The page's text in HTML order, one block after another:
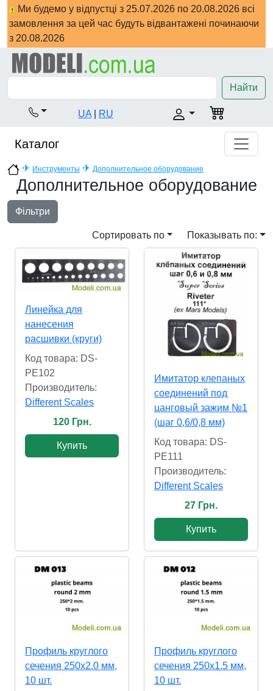
Ми будемо у відпустці з 25.07.2026 по 20.08.2026 всі
замовлення за цей час будуть відвантажені починаючи
з 20.08.2026
Найти
UA RU
Каталог
✈ Инструменты ✈ Дополнительное оборудование
Дополнительное оборудование
Фільтри
Сортировать по Показывать по:
Линейка для
нанесения
расшивки (круги)
Код товара: DS-
PE102
Производитель:
Different Scales
120 Грн.
Купить
Имитатор клепаных
соединений под
цанговый зажим №1
(шаг 0,6/0,8 мм)
Код товара: DS-
PE111
Производитель:
Different Scales
27 Грн.
Купить
Профиль круглого
сечения 250x2.0 мм,
10 шт.
Профиль круглого
сечения 250x1.5 мм,
10 шт.